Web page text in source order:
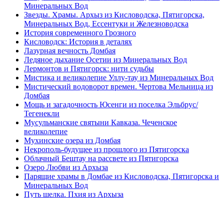
Минеральных Вод
Звезды. Храмы. Архыз из Кисловодска, Пятигорска,
Минеральных Вод, Ессентуки и Железноводска
История современного Грозного
Кисловодск: История в деталях
Лазурная вечность Домбая
Ледяное дыхание Осетии из Минеральных Вод
Лермонтов и Пятигорск: нити судьбы
Мистика и великолепие Уллу-тау из Минеральных Вод
Мистический водоворот времен. Чертова Мельница из
Домбая
Мощь и загадочность Юсенги из поселка Эльбрус/
Тегенекли
Мусульманские святыни Кавказа. Чеченское
великолепие
Мухинские озера из Домбая
Некрополь-будущее из прошлого из Пятигорска
Облачный Бештау на рассвете из Пятигорска
Озеро Любви из Архыза
Парящие храмы в Домбае из Кисловодска, Пятигорска и
Минеральных Вод
Путь шелка. Пхия из Архыза